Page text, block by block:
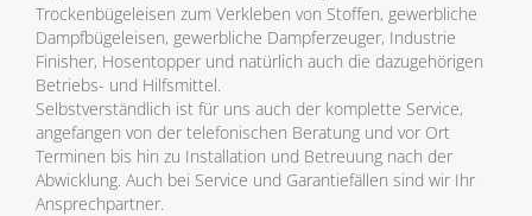
Trockenbügeleisen zum Verkleben von Stoffen, gewerbliche
Dampfbügeleisen, gewerbliche Dampferzeuger, Industrie
Finisher, Hosentopper und natürlich auch die dazugehörigen
Betriebs- und Hilfsmittel.
Selbstverständlich ist für uns auch der komplette Service,
angefangen von der telefonischen Beratung und vor Ort
Terminen bis hin zu Installation und Betreuung nach der
Abwicklung. Auch bei Service und Garantiefällen sind wir Ihr
Ansprechpartner.